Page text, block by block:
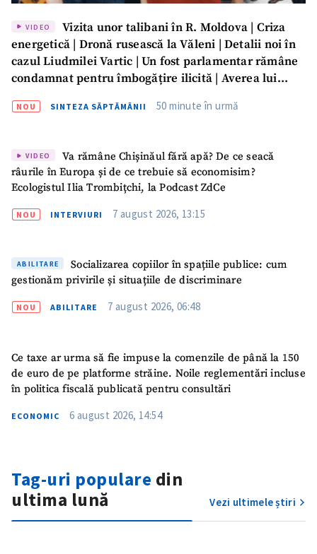
VIDEO
Vizita unor talibani în R. Moldova | Criza
energetică | Dronă rusească la Văleni | Detalii noi în
cazul Liudmilei Vartic | Un fost parlamentar rămâne
condamnat pentru îmbogățire ilicită | Averea lui
GARDĂ
NOU SINTEZA SĂPTĂMÂNII 50 minute în urmă
VIDEO
Va rămâne Chișinăul fără apă? De ce seacă
râurile în Europa și de ce trebuie să economisim?
Ecologistul Ilia Trombițchi, la Podcast ZdCe
NOU INTERVIURI 7 august 2026, 13:15
ABILITARE
Socializarea copiilor în spațiile publice: cum
gestionăm privirile și situațiile de discriminare
NOU ABILITARE 7 august 2026, 06:48
Ce taxe ar urma să fie impuse la comenzile de până la 150
de euro de pe platforme străine. Noile reglementări incluse
în politica fiscală publicată pentru consultări
ECONOMIC 6 august 2026, 14:54
Tag-uri populare din
ultima lună
Vezi ultimele știri
Fotografie
+ Încarcă imagine
Link media
+ Link media
Mesajul știrei
+ Mesajul știrei